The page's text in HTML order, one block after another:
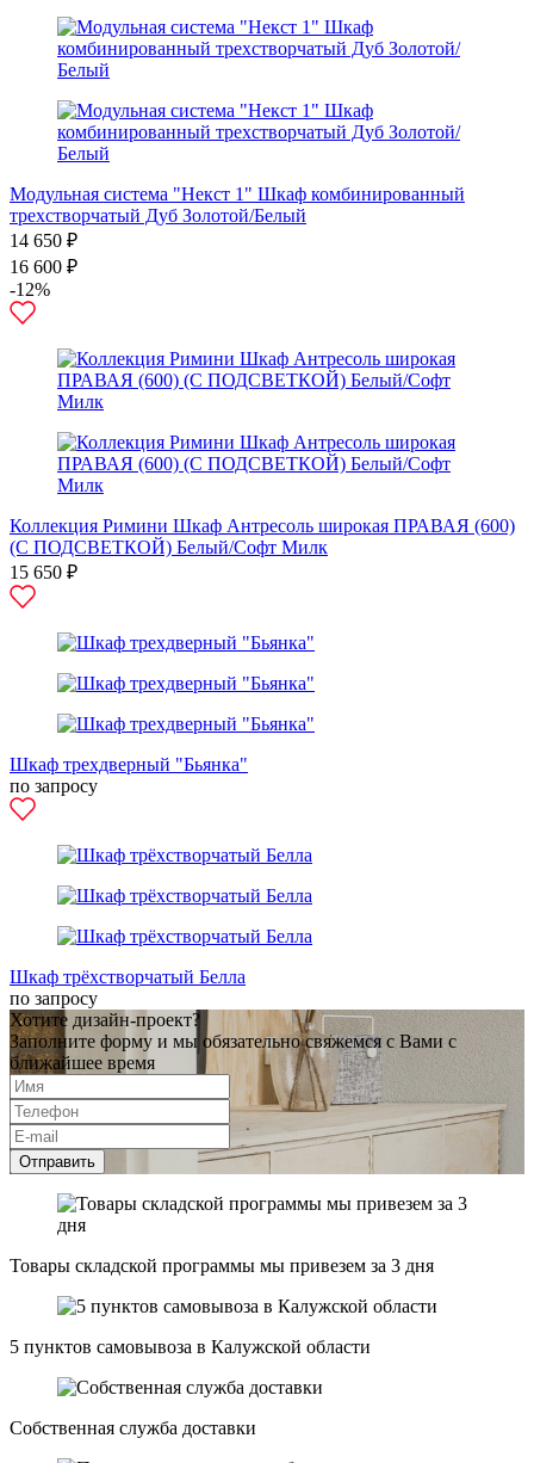
Модульная система "Некст 1" Шкаф комбинированный
трехстворчатый Дуб Золотой/Белый
14 650 ₽
16 600 ₽
-12%
Коллекция Римини Шкаф Антресоль широкая ПРАВАЯ (600)
(С ПОДСВЕТКОЙ) Белый/Софт Милк
15 650 ₽
Шкаф трехдверный "Бьянка"
по запросу
Шкаф трёхстворчатый Белла
по запросу
Хотите дизайн-проект?
Заполните форму и мы обязательно свяжемся с Вами с
ближайшее время
Отправить
Товары складской программы мы привезем за 3 дня
5 пунктов самовывоза в Калужской области
Собственная служба доставки